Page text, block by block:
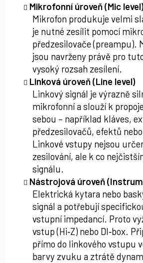
Mikrofonní úroveň (Mic level)
Mikrofon produkuje velmi
je nutné zesílit pomocí
předzesilovače (preampu).
jsou navrženy právě pro
vysoký rozsah zesílení.
Linková úroveň (Line level)
Linkový signál je výrazně
mikrofonní a slouží k
sebou – například kláves,
předzesilovačů, efektů
Linkové vstupy nejsou
zesilování, ale k co
signálu.
Nástrojová úroveň
Elektrická kytara nebo
signál a potřebují
vstupní impedancí. Proto
vstup (Hi‑Z) nebo DI‑box.
přímo do linkového vstupu
barvy zvuku a ztrátě